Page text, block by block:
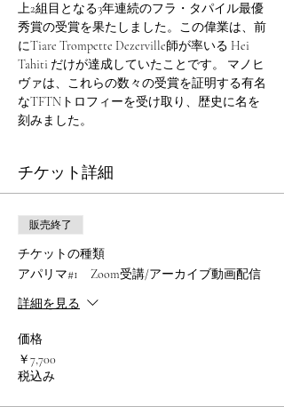
上2組目となる3年連続のフラ・タパイル最優
秀賞の受賞を果たしました。この偉業は、前
にTiare Trompette Dezerville師が率いる Hei
Tahiti だけが達成していたことです。 マノヒ
ヴァは、これらの数々の受賞を証明する有名
なTFTNトロフィーを受け取り、歴史に名を
刻みました。
チケット詳細
販売終了
チケットの種類
アパリマ#1 Zoom受講/アーカイブ動画配信
詳細を見る
価格
￥7,700
税込み